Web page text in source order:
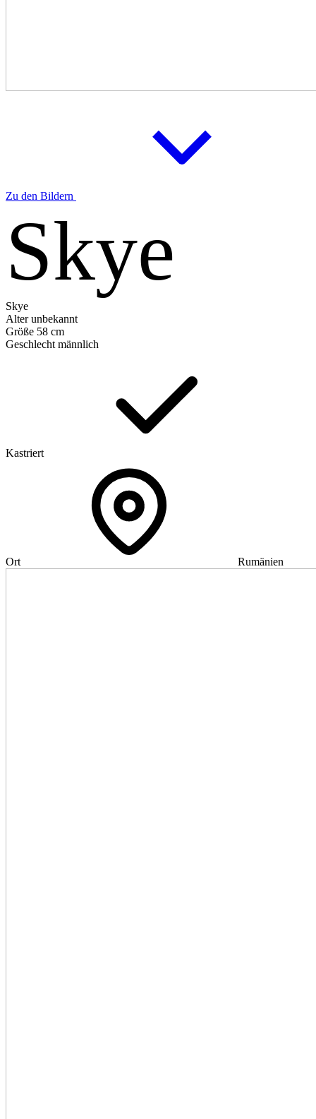
Zu den Bildern
Skye
Skye
Alter unbekannt
Größe 58 cm
Geschlecht männlich
Kastriert
Ort Rumänien